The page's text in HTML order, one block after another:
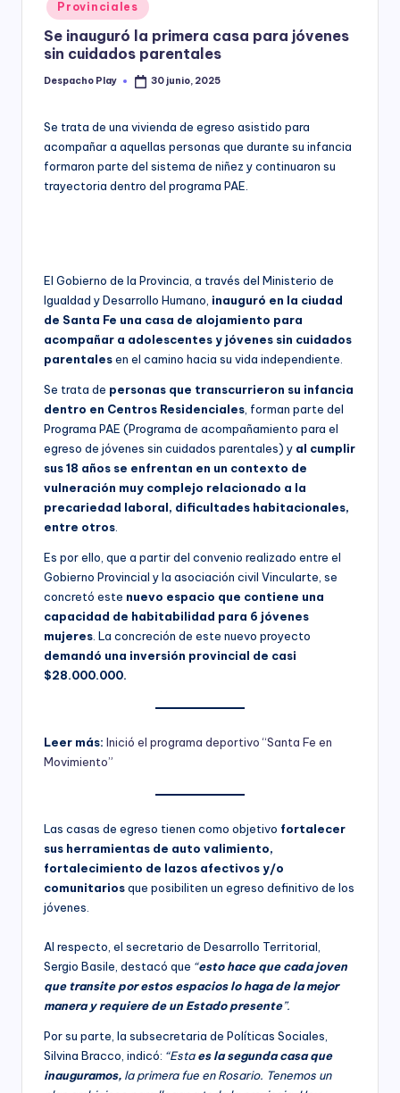
y
in
Provinciales
Se inauguró la primera casa para jóvenes
sin cuidados parentales
Posted
Despacho Play 30 junio, 2025
Se trata de una vivienda de egreso asistido para
acompañar a aquellas personas que durante su infancia
formaron parte del sistema de niñez y continuaron su
trayectoria dentro del programa PAE.
El Gobierno de la Provincia, a través del Ministerio de
Igualdad y Desarrollo Humano, inauguró en la ciudad
de Santa Fe una casa de alojamiento para
acompañar a adolescentes y jóvenes sin cuidados
parentalesen el camino hacia su vida independiente.
Se trata de personas que transcurrieron su infancia
dentro en Centros Residenciales , forman parte del
Programa PAE (Programa de acompañamiento para el
egreso de jóvenes sin cuidados parentales) y al cumplir
sus 18 años se enfrentan en un contexto de
vulneración muy complejo relacionado a la
precariedad laboral, dificultades habitacionales,
entre otros
Es por ello, que a partir del convenio realizado entre el
Gobierno Provincial y la asociación civil Vincularte, se
concretó este nuevo espacio que contiene una
capacidad de habitabilidad para 6 jóvenes
mujeres . La concreción de este nuevo proyecto
demandó una inversión provincial de casi
$28.000.000.
Leer más: Inició el programa deportivo “Santa Fe en
Movimiento”
Las casas de egreso tienen como objetivo fortalecer
sus herramientas de auto valimiento,
fortalecimiento de lazos afectivos y/o
comunitariosque posibiliten un egreso definitivo de los
jóvenes.
Al respecto, el secretario de Desarrollo Territorial,
Sergio Basile, destacó que “esto hace que cada joven
que transite por estos espacios lo haga de la mejor
manera y requiere de un Estado presente”.
Por su parte, la subsecretaria de Políticas Sociales,
Silvina Bracco, indicó: “Estaes la segunda casa que
inauguramos, la primera fue en Rosario. Tenemos un